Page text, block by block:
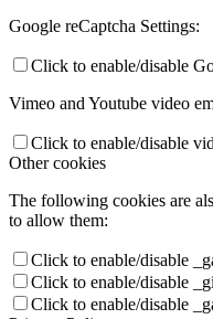
Google reCaptcha Settings:
Click to enable/disable
Vimeo and Youtube video
Click to enable/disable
Other cookies
The following cookies are
to allow them:
Click to enable/disable
Click to enable/disable
Click to enable/disable